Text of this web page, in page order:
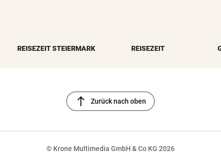
REISEZEIT STEIERMARK REISEZEIT
north Zurück nach oben
© Krone Multimedia GmbH & Co KG 2026